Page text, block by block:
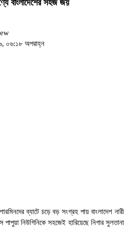
বাংলাদেশের সহজ জয়
০৬:১৮ অপরাহ্ন
ব্যাটে চড়ে বড় সংগ্রহ পায় বাংলাদেশ নারী
পাপুয়া নিউগিনিকে সহজেই হারিয়েছে নিগার সুলতানা